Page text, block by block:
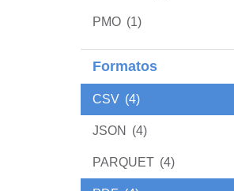
PMO (1)
Formatos
CSV (4)
JSON (4)
PARQUET (4)